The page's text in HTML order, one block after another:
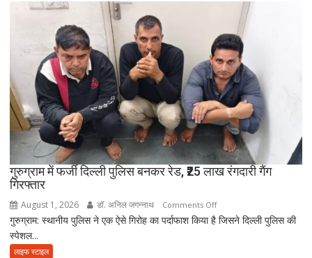
नहीं
आई
आत्मनिर्भर
बेटियां,
चिता
पर
अकेले
विदा
हो
वृद्धाश्रम
गुरुग्राम में फर्जी दिल्ली पुलिस बनकर रेड, ₹25 लाख रंगदारी गैंग
गिरफ्तार
August 1, 2026 डॉ. अनिल जगन्नाथ Comments Offon
गुरुग्राम
गुरुग्राम: स्थानीय पुलिस ने एक ऐसे गिरोह का पर्दाफाश किया है जिसने दिल्ली पुलिस की
स्पेशल...
लाइफ स्टाइल